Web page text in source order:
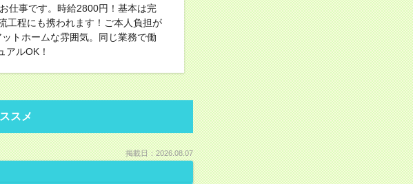
仕事です。時給2800円！基本は完
工程にも携われます！ご本人負担が
トホームな雰囲気。同じ業務で働
アルOK！
スメ
掲載日：2026.08.07